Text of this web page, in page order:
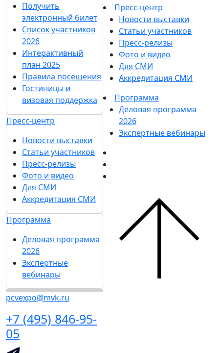
Получить
электронный билет
Список участников
2026
Интерактивный
план 2025
Правила посещения
Гостиницы и
визовая поддержка
Пресс-центр
Новости выставки
Статьи участников
Пресс-релизы
Фото и видео
Для СМИ
Аккредитация СМИ
Программа
Деловая программа
2026
Экспертные
вебинары
pcvexpo@mvk.ru
+7 (495) 846-95-
05
Пресс-центр
Новости выставки
Статьи участников
Пресс-релизы
Фото и видео
Для СМИ
Аккредитация СМИ
Программа
Деловая программа
2026
Экспертные вебинары